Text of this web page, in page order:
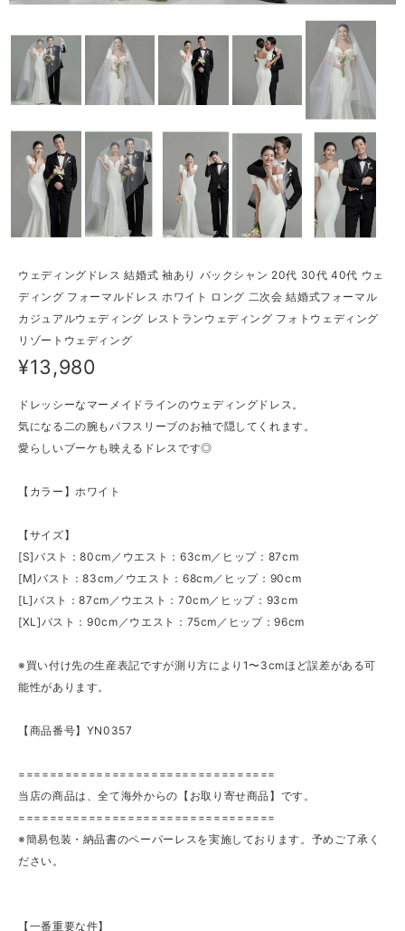
ウェディングドレス 結婚式 袖あり バックシャン 20代 30代 40代 ウェ
ディング フォーマルドレス ホワイト ロング 二次会 結婚式フォーマル
カジュアルウェディング レストランウェディング フォトウェディング
リゾートウェディング
¥13,980
ドレッシーなマーメイドラインのウェディングドレス。
気になる二の腕もパフスリーブのお袖で隠してくれます。
愛らしいブーケも映えるドレスです◎
【カラー】ホワイト
【サイズ】
[S]バスト：80cm／ウエスト：63cm／ヒップ：87cm
[M]バスト：83cm／ウエスト：68cm／ヒップ：90cm
[L]バスト：87cm／ウエスト：70cm／ヒップ：93cm
[XL]バスト：90cm／ウエスト：75cm／ヒップ：96cm
※買い付け先の生産表記ですが測り方により1〜3cmほど誤差がある可
能性があります。
【商品番号】YN0357
=================================
当店の商品は、全て海外からの【お取り寄せ商品】です。
=================================
※簡易包装・納品書のペーパーレスを実施しております。予めご了承く
ださい。
【一番重要な件】